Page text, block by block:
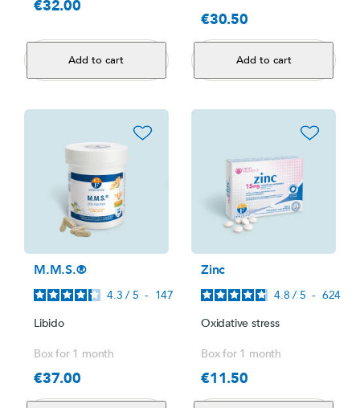
Price
€32.00
Add to cart
Price
€30.50
Add to cart
favorite_border
M.M.S.®
4.3 / 5 - 147
Libido
Box for 1 month
Price
€37.00
favorite_border
Zinc
4.8 / 5 - 624
Oxidative stress
Box for 1 month
Price
€11.50